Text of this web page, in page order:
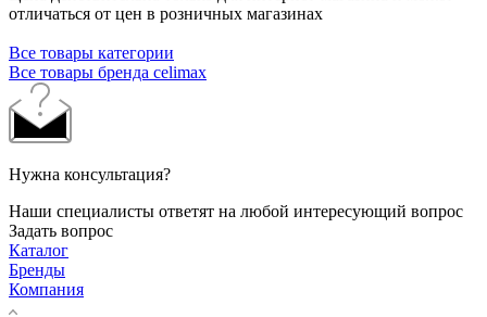
отличаться от цен в розничных магазинах
Все товары категории
Все товары бренда celimax
Нужна консультация?
Наши специалисты ответят на любой интересующий вопрос
Задать вопрос
Каталог
Бренды
Компания